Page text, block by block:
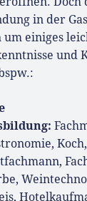
in der
um einiges
und